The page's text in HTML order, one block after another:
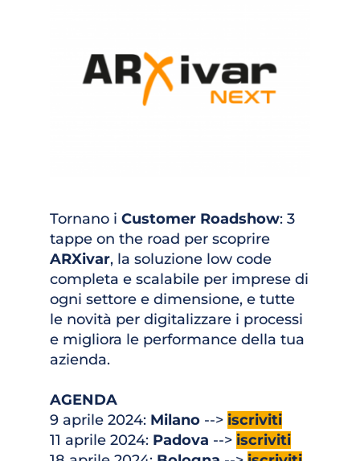
Tornano i Customer Roadshow: 3
tappe on the road per scoprire
ARXivar, la soluzione low code
completa e scalabile per imprese di
ogni settore e dimensione, e tutte
le novità per digitalizzare i processi
e migliora le performance della tua
azienda.
AGENDA
9 aprile 2024: Milano --> iscriviti
11 aprile 2024: Padova --> iscriviti